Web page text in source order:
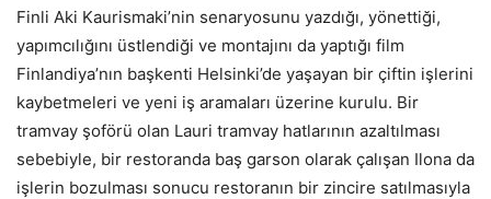
Finli Aki Kaurismaki’nin senaryosunu yazdığı, yönettiği,
yapımcılığını üstlendiği ve montajını da yaptığı film
Finlandiya’nın başkenti Helsinki’de yaşayan bir çiftin işlerini
kaybetmeleri ve yeni iş aramaları üzerine kurulu. Bir
tramvay şoförü olan Lauri tramvay hatlarının azaltılması
sebebiyle, bir restoranda baş garson olarak çalışan Ilona da
işlerin bozulması sonucu restoranın bir zincire satılmasıyla